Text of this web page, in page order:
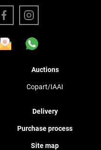
Auctions
Copart/IAAI
Delivery
Purchase process
Site map